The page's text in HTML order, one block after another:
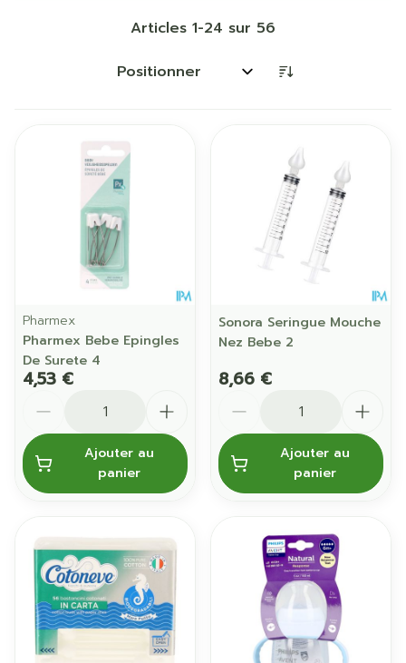
Articles 1-24 sur 56
Trier par:
Pharmex
Pharmex Bebe Epingles
De Surete 4
4,53 €
Ajouter au
panier
Sonora Seringue Mouche
Nez Bebe 2
8,66 €
Ajouter au
panier